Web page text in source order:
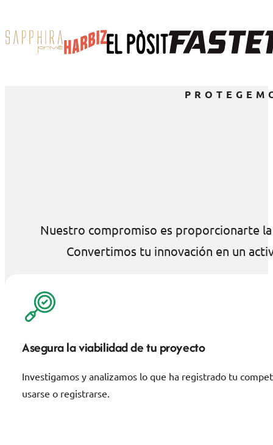
Nuestro compromiso es proporcionarte
Convertimos tu innovación en un
Asegura la viabilidad de tu proyecto
Investigamos y analizamos lo que ha registrado tu
usarse o registrarse.